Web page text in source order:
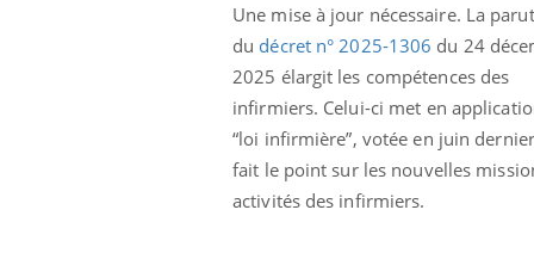
Une mise à jour nécessaire. La
du décret n° 2025-1306 du 24
2025 élargit les compétences des
infirmiers. Celui-ci met en
“loi infirmière”, votée en juin
fait le point sur les nouvelles
activités des infirmiers.